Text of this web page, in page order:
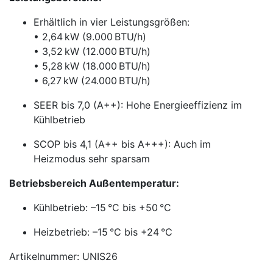
Erhältlich in vier Leistungsgrößen:
• 2,64 kW (9.000 BTU/h)
• 3,52 kW (12.000 BTU/h)
• 5,28 kW (18.000 BTU/h)
• 6,27 kW (24.000 BTU/h)
SEER bis 7,0 (A++): Hohe Energieeffizienz im
Kühlbetrieb
SCOP bis 4,1 (A++ bis A+++): Auch im
Heizmodus sehr sparsam
Betriebsbereich Außentemperatur:
Kühlbetrieb: –15 °C bis +50 °C
Heizbetrieb: –15 °C bis +24 °C
Artikelnummer: UNIS26